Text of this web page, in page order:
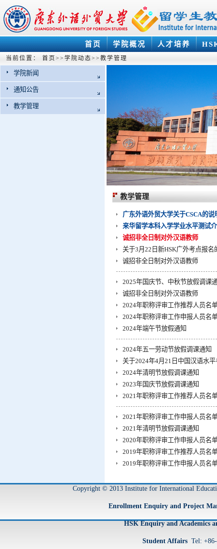
首页 学院概况 人才培养
当前位置： 首页 >> 学院动态>> 教学管理
学院新闻
通知公告
教学管理
教学管理
广东外语外贸大学关于CSCA的说
来华留学本科入学学业水平测试
诚招非全日制对外汉语教师
关于3月22日新HSK广外考点报名
诚招非全日制对外汉语教师
2025年国庆节、中秋节放假调课
诚招非全日制对外汉语教师
2024年职称评审工作推荐人员名
2024年职称评审工作申报人员名
2024年端午节放假通知
2024年五一劳动节放假调课通知
关于2024年4月21日中国汉语水
2024年清明节放假调课通知
2023年国庆节放假调课通知
2021年职称评审工作推荐人员名
2021年职称评审工作申报人员名
2021年清明节放假调课通知
2020年职称评审工作申报人员名
2019年职称评审工作推荐人员名
2019年职称评审工作申报人员名
Copyright © 2013 Institute for International
Enrollment Enquiry and Project
HSK Enquiry and Academics
Student Affairs Tel: